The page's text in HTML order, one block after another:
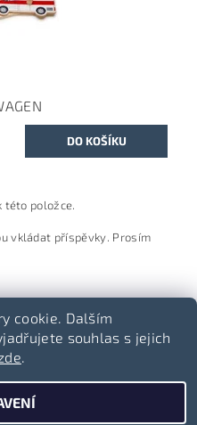
této položce.
vkládat příspěvky. Prosím
cookie. Dalším
souhlas s jejich
.